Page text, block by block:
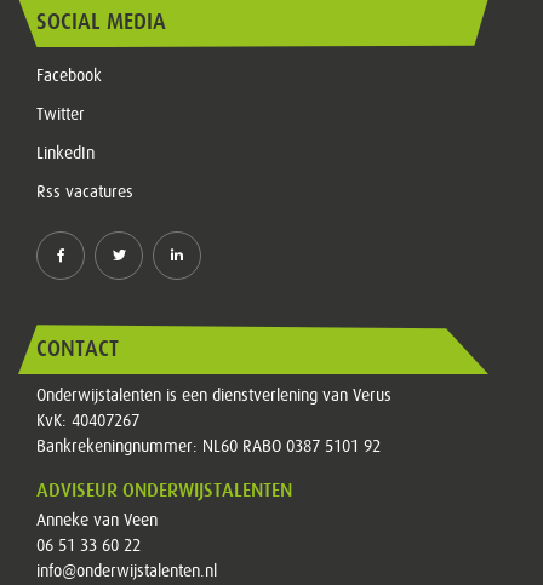
SOCIAL MEDIA
Facebook
Twitter
LinkedIn
Rss vacatures
CONTACT
Onderwijstalenten is een dienstverlening van Verus
KvK: 40407267
Bankrekeningnummer: NL60 RABO 0387 5101 92
ADVISEUR ONDERWIJSTALENTEN
Anneke van Veen
06 51 33 60 22
info@onderwijstalenten.nl